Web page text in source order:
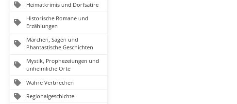
Heimatkrimis und Dorfsatire
Historische Romane und
Erzählungen
Märchen, Sagen und
Phantastische Geschichten
Mystik, Prophezeiungen und
unheimliche Orte
Wahre Verbrechen
Regionalgeschichte